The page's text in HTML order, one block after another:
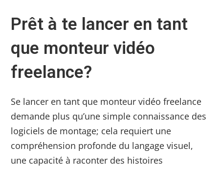
Prêt à te lancer en tant
que monteur vidéo
freelance?
Se lancer en tant que monteur vidéo freelance
demande plus qu’une simple connaissance des
logiciels de montage; cela requiert une
compréhension profonde du langage visuel,
une capacité à raconter des histoires